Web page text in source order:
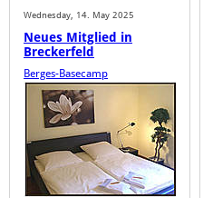
Wednesday, 14. May 2025
Neues Mitglied in
Breckerfeld
Berges-Basecamp